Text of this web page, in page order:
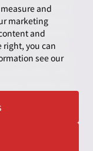
which the Grant
tax and advisory
more member
Australia is a
Ltd (GTIL). GTIL
GTIL
agents of, and do
one another’s
and
marketing
and
you can
see our